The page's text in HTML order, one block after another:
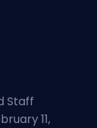
Staff
11,